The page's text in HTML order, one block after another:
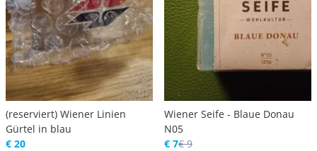
(reserviert) Wiener Linien
Gürtel in blau
€ 20
Wiener Seife - Blaue Donau
N05
€ 7€ 9